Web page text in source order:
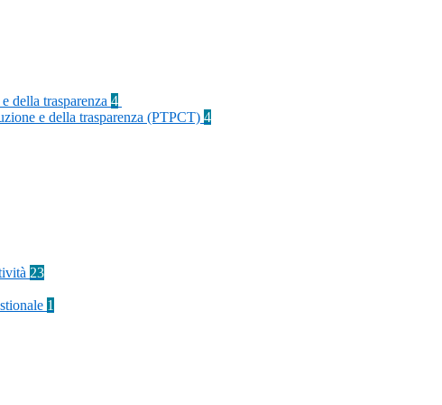
della trasparenza 4
e della trasparenza (PTPCT) 4
23
1